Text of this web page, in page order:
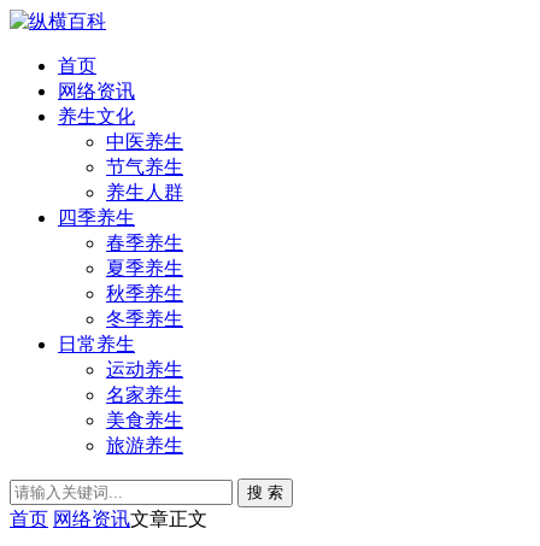
首页
网络资讯
养生文化
中医养生
节气养生
养生人群
四季养生
春季养生
夏季养生
秋季养生
冬季养生
日常养生
运动养生
名家养生
美食养生
旅游养生
搜 索
首页 网络资讯文章正文